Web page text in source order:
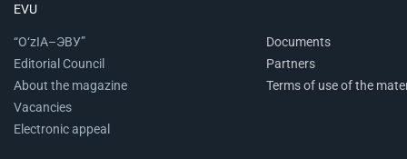
EVU
“O‘zIA–ЭВУ”
Editorial Council
About the magazine
Vacancies
Electronic appeal
Documents
Partners
Terms of use of the